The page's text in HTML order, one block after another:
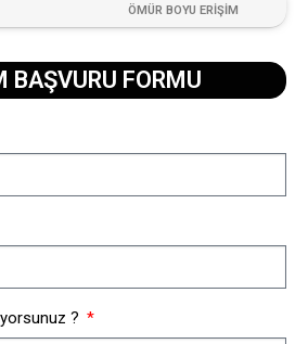
ÖMÜR BOYU ERİŞİM
BAŞVURU FORMU​
?